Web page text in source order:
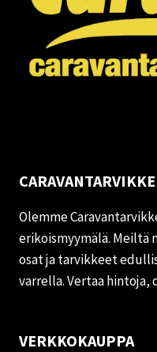
Olemme
erikoismyymälä. Meiltä
osat ja tarvikkeet
varrella. Vertaa
VERKKOKAUPPA